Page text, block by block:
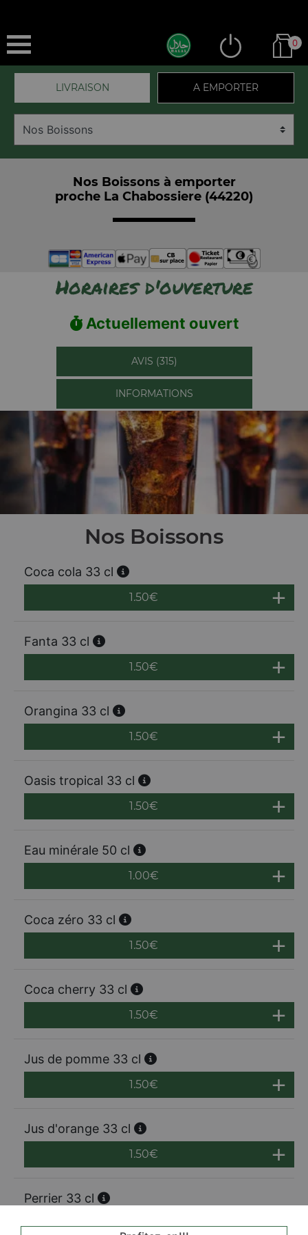
0
LIVRAISON A EMPORTER
Nos Boissons à emporter
proche La Chabossiere (44220)
Horaires d'ouverture
Actuellement ouvert
AVIS (315)
INFORMATIONS
Nos Boissons
Coca cola 33 cl
1.50€
Fanta 33 cl
1.50€
Orangina 33 cl
1.50€
Oasis tropical 33 cl
1.50€
Eau minérale 50 cl
1.00€
Coca zéro 33 cl
1.50€
Coca cherry 33 cl
1.50€
Jus de pomme 33 cl
1.50€
Jus d'orange 33 cl
1.50€
Perrier 33 cl
1.50€